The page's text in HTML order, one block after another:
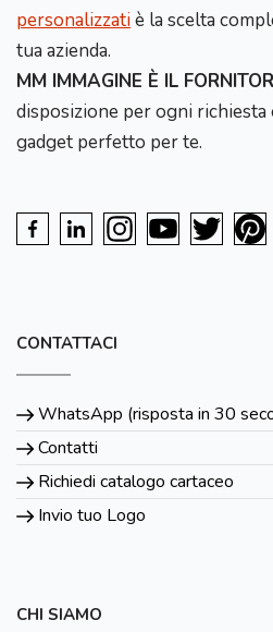
personalizzatiè la scelta
tua azienda.
MM IMMAGINE È IL
disposizione per ogni
gadget perfetto per te.
CONTATTACI
WhatsApp (risposta in 30
Contatti
Richiedi catalogo cartaceo
Invio tuo Logo
CHI SIAMO